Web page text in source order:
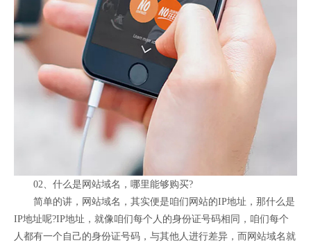
02、什么是网站域名，哪里能够购买?
简单的讲，网站域名，其实便是咱们网站的IP地址，那什么是
IP地址呢?IP地址，就像咱们每个人的身份证号码相同，咱们每个
人都有一个自己的身份证号码，与其他人进行差异，而网站域名就